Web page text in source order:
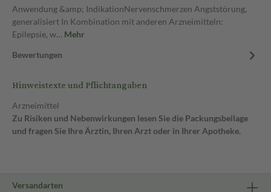
Anwendung &amp; IndikationNervenschmerzen Angststörung,
generalisiert In Kombination mit anderen Arzneimitteln:
Epilepsie, w… Mehr
Bewertungen
Hinweistexte und Pflichtangaben
Arzneimittel
Zu Risiken und Nebenwirkungen lesen Sie die Packungsbeilage
und fragen Sie Ihre Ärztin, Ihren Arzt oder in Ihrer Apotheke.
Versandarten